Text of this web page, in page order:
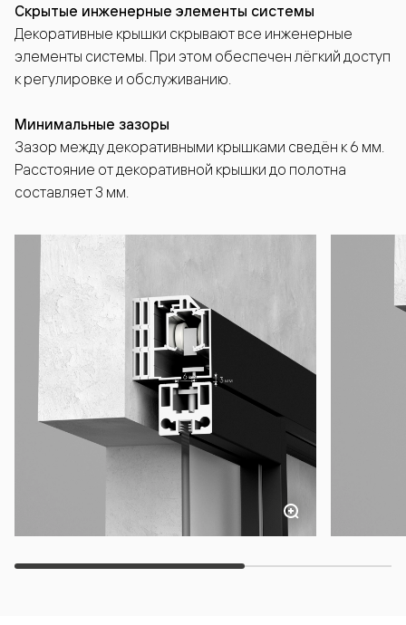
Скрытые инженерные элементы системы
Декоративные крышки скрывают все инженерные
элементы системы. При этом обеспечен лёгкий доступ
к регулировке и обслуживанию.
Минимальные зазоры
Зазор между декоративными крышками сведён к 6 мм.
Расстояние от декоративной крышки до полотна
составляет 3 мм.